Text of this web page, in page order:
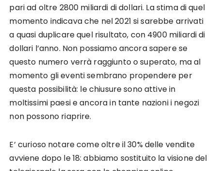
pari ad oltre 2800 miliardi di dollari. La stima di quel
momento indicava che nel 2021 si sarebbe arrivati
a quasi duplicare quel risultato, con 4900 miliardi di
dollari l’anno. Non possiamo ancora sapere se
questo numero verrà raggiunto o superato, ma al
momento gli eventi sembrano propendere per
questa possibilità: le chiusure sono attive in
moltissimi paesi e ancora in tante nazioni i negozi
non possono riaprire.
E’ curioso notare come oltre il 30% delle vendite
avviene dopo le 18: abbiamo sostituito la visione del